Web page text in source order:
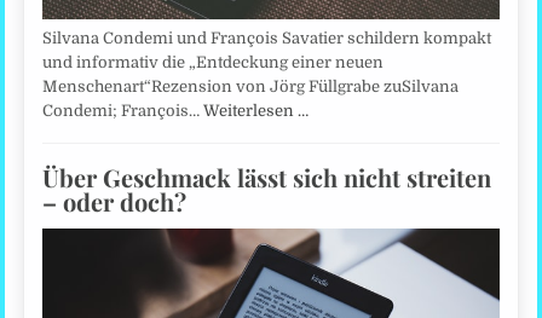
Silvana Condemi und François Savatier schildern kompakt
und informativ die „Entdeckung einer neuen
Menschenart“Rezension von Jörg Füllgrabe zuSilvana
Condemi; François…Weiterlesen …
Über Geschmack lässt sich nicht streiten
– oder doch?